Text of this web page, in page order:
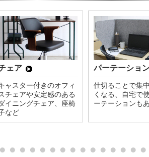
ェア
ャスター付きのオフィ
チェアや安定感のある
イニングチェア、座椅
など
パーテーショ
仕切ることで集
くなる、自宅で
ーテーションも